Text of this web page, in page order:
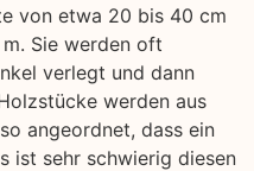
von etwa 20 bis 40 cm
Sie werden oft
verlegt und dann
werden aus
angeordnet, dass ein
ist sehr schwierig diesen